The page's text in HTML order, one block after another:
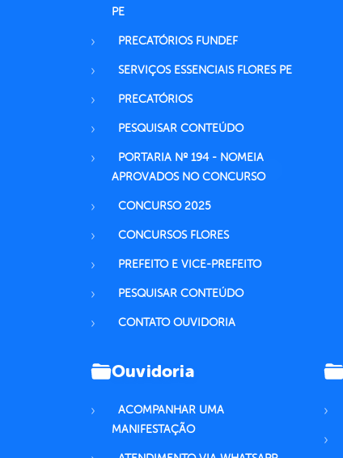
PE
PRECATÓRIOS FUNDEF
SERVIÇOS ESSENCIAIS FLORES PE
PRECATÓRIOS
PESQUISAR CONTEÚDO
PORTARIA Nº 194 - NOMEIA
APROVADOS NO CONCURSO
CONCURSO 2025
CONCURSOS FLORES
PREFEITO E VICE-PREFEITO
PESQUISAR CONTEÚDO
CONTATO OUVIDORIA
Ouvidoria
ACOMPANHAR UMA
MANIFESTAÇÃO